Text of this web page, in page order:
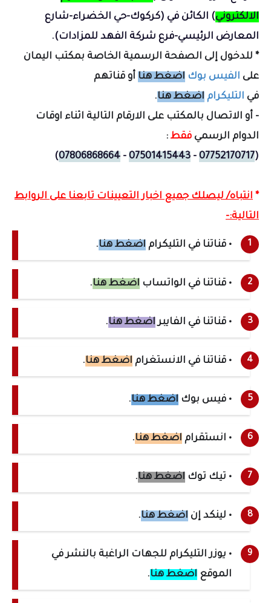
الالكتروني) الكائن في (كركوك-حي الخضراء-شارع
المعارض الرئيسي-فرع شركة الفهد للمزادات).
* للدخول إلى الصفحة الرسمية الخاصة بمكتب اليمان
على الفيس بوك اضغط هنا أو قناتهم
في التليكرام اضغط هنا.
- أو الاتصال بالمكتب على الارقام التالية اثناء اوقات
الدوام الرسمي فقط:
(
07752170717
-
07501415443
-
07806868664
)
* انتباه/ ليصلك جميع اخبار التعيينات تابعنا على الروابط
التالية:-
• قناتنا في التليكرام اضغط هنا.
• قناتنا في الواتساب اضغط هنا.
• قناتنا في الفايبراضغط هنا.
• قناتنا في الانستغرام اضغط هنا.
• فيس بوك اضغط هنا.
• انستقرام اضغط هنا.
• تيك توك اضغط هنا.
• لينكد إن اضغط هنا.
• يوزر التليكرام للجهات الراغبة بالنشر في
الموقع اضغط هنا.